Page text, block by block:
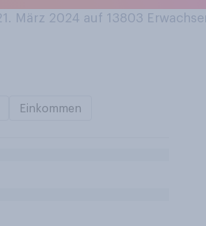
März 2024 auf 13803
Einkommen